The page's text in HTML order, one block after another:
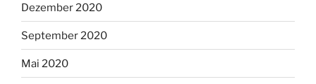
Dezember 2020
September 2020
Mai 2020